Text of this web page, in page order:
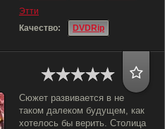
Этти
Качество:
DVDRip
Сюжет развивается в не
таком далеком будущем, как
хотелось бы верить. Столица